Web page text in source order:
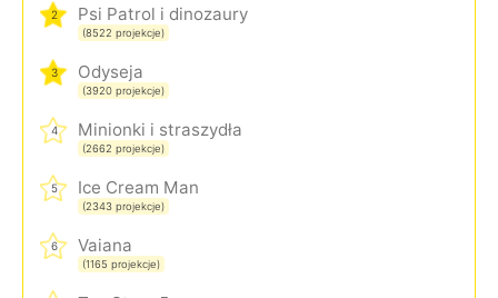
2 Psi Patrol i dinozaury
(8522 projekcje)
3 Odyseja
(3920 projekcje)
4 Minionki i straszydła
(2662 projekcje)
5 Ice Cream Man
(2343 projekcje)
6 Vaiana
(1165 projekcje)